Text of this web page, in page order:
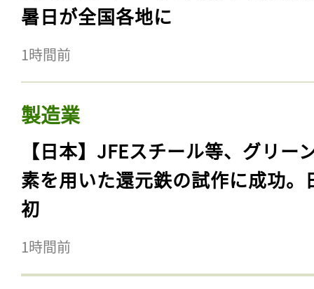
暑日が全国各地に
1時間前
製造業
【日本】JFEスチール等、グリー
素を用いた還元鉄の試作に成功。
初
1時間前